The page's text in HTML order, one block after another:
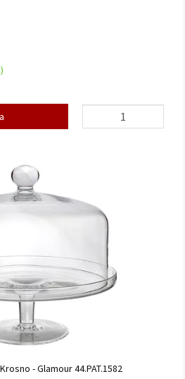
- Glamour 44.PAT.1582